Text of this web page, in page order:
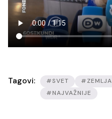
Tagovi: #SVET #ZEMLJA
#NAJVAŽNIJE